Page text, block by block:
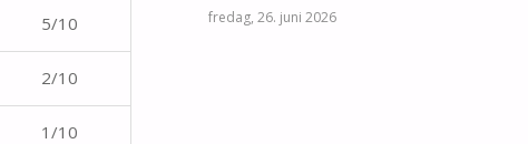
5/10
2/10
1/10
fredag, 26. juni 2026